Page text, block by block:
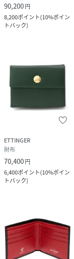
90,200円
8,200ポイント(10%ポイン
トバック)
ETTINGER
財布
70,400円
6,400ポイント(10%ポイン
トバック)